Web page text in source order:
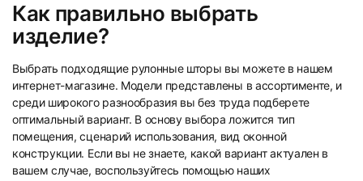
Как правильно выбрать
изделие?
Выбрать подходящие рулонные шторы вы можете в нашем
интернет-магазине. Модели представлены в ассортименте, и
среди широкого разнообразия вы без труда подберете
оптимальный вариант. В основу выбора ложится тип
помещения, сценарий использования, вид оконной
конструкции. Если вы не знаете, какой вариант актуален в
вашем случае, воспользуйтесь помощью наших